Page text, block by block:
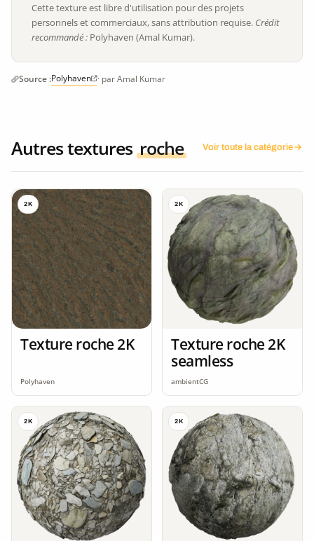
Cette texture est libre d'utilisation pour des projets
personnels et commerciaux, sans attribution requise. Crédit
recommandé : Polyhaven (Amal Kumar).
Source :Polyhaven · par Amal Kumar
Autres textures roche Voir toute la catégorie
2K
Texture roche 2K
Polyhaven
2K
Texture roche 2K
seamless
ambientCG
2K 2K